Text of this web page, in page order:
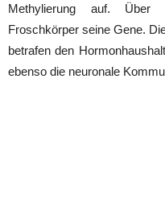
Methylierung auf. Über
Froschkörper seine Gene.
betrafen den
ebenso die neuronale